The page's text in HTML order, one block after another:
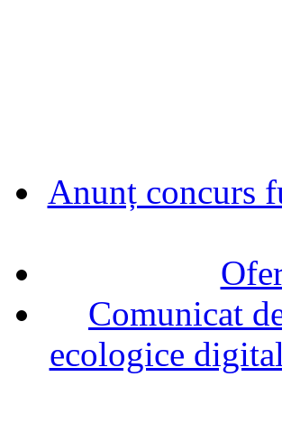
Anunț concurs
Comunicat
ecologice